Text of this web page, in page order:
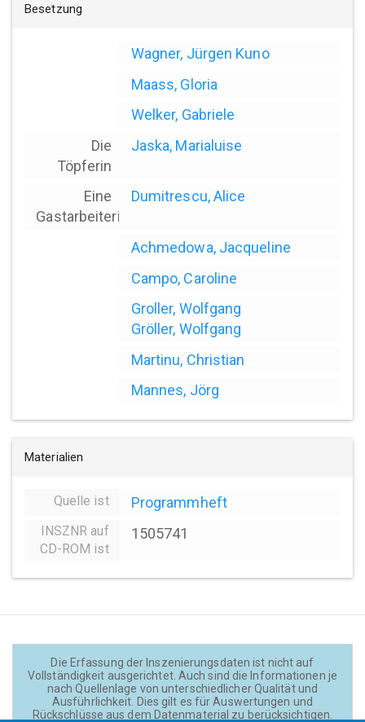
Besetzung
Wagner, Jürgen Kuno
Maass, Gloria
Welker, Gabriele
Die
Töpferin
Jaska, Marialuise
Eine
Gastarbeiterin
Dumitrescu, Alice
Achmedowa, Jacqueline
Campo, Caroline
Groller, Wolfgang
Gröller, Wolfgang
Martinu, Christian
Mannes, Jörg
Materialien
Quelle ist Programmheft
INSZNR auf
CD-ROM ist
1505741
Die Erfassung der Inszenierungsdaten ist nicht auf
Vollständigkeit ausgerichtet. Auch sind die Informationen je
nach Quellenlage von unterschiedlicher Qualität und
Ausführlichkeit. Dies gilt es für Auswertungen und
Rückschlüsse aus dem Datenmaterial zu berücksichtigen.